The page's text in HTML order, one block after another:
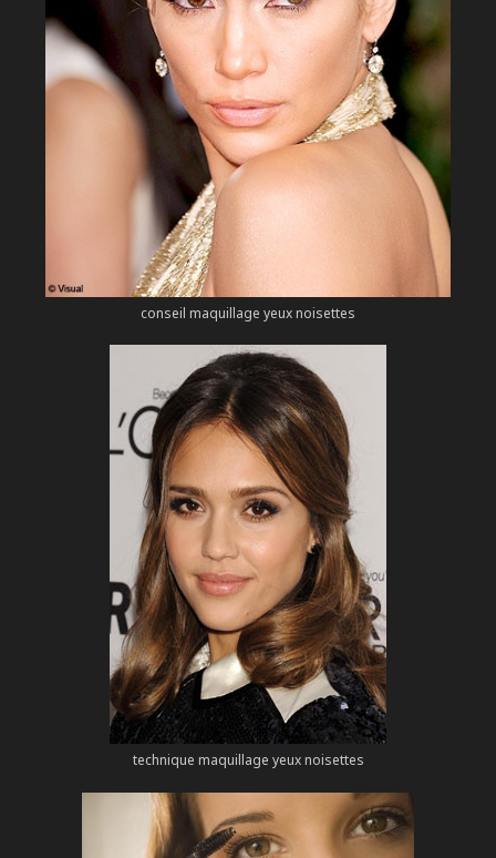
conseil maquillage yeux noisettes
technique maquillage yeux noisettes